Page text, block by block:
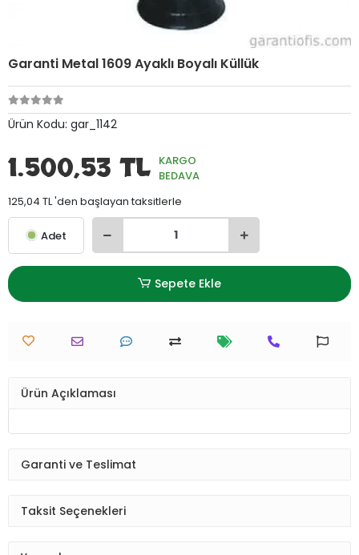
Garanti Metal 1609 Ayaklı Boyalı Küllük
Ürün Kodu: gar_1142
1.500,53 TL KARGO
BEDAVA
125,04 TL 'den başlayan taksitlerle
Adet
Sepete Ekle
Ürün Açıklaması
Garanti ve Teslimat
Taksit Seçenekleri